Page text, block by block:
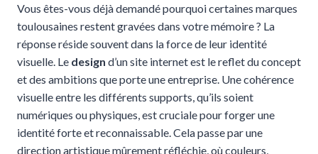
Vous êtes-vous déjà demandé pourquoi certaines marques
toulousaines restent gravées dans votre mémoire ? La
réponse réside souvent dans la force de leur identité
visuelle. Le design d’un site internet est le reflet du concept
et des ambitions que porte une entreprise. Une cohérence
visuelle entre les différents supports, qu’ils soient
numériques ou physiques, est cruciale pour forger une
identité forte et reconnaissable. Cela passe par une
direction artistique mûrement réfléchie, où couleurs,